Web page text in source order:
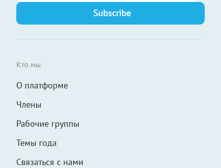
Кто мы
О платформе
Члены
Рабочие группы
Темы года
Связаться с нами